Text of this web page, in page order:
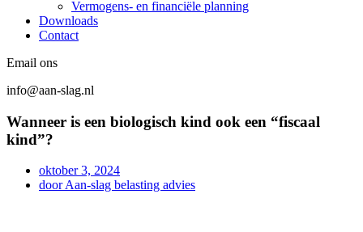
Vermogens- en financiële planning
Downloads
Contact
Email ons
info@aan-slag.nl
Wanneer is een biologisch kind ook een “fiscaal
kind”?
oktober 3, 2024
doorAan-slag belasting advies